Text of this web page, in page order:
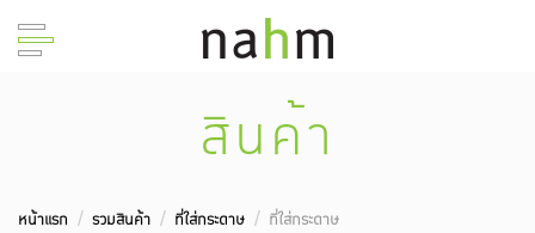
สินค้า
หน้าแรก รวมสินค้า ที่ใส่กระดาษ ที่ใส่กระดาษ